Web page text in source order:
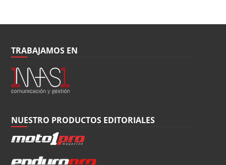
TRABAJAMOS EN
NUESTRO PRODUCTOS EDITORIALES